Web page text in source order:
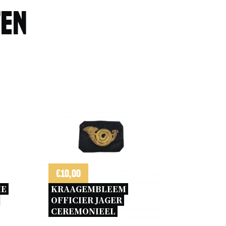
€10,00
KRAAGEMBLEEM
OFFICIER JAGER
CEREMONIEEL